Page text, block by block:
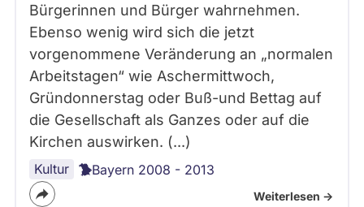
1
1
1
1
e
r
l
n
Bürgerinnen und Bürger wahrnehmen.
Ebenso wenig wird sich die jetzt
vorgenommene Veränderung an „normalen
Arbeitstagen“ wie Aschermittwoch,
Gründonnerstag oder Buß-und Bettag auf
die Gesellschaft als Ganzes oder auf die
Kirchen auswirken. (...)
Kultur Bayern 2008 - 2013
Weiterlesen ->